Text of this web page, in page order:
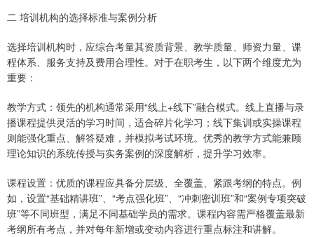
二 培训机构的选择标准与案例分析
选择培训机构时，应综合考量其资质背景、教学质量、师资力量、课
程体系、服务支持及费用合理性。对于在职考生，以下两个维度尤为
重要：
教学方式：领先的机构通常采用“线上+线下”融合模式。线上直播与录
播课程提供灵活的学习时间，适合碎片化学习；线下集训或实操课程
则能强化重点、解答疑难，并模拟考试环境。优秀的教学方式能兼顾
理论知识的系统传授与实务案例的深度解析，提升学习效率。
课程设置：优质的课程应具备分层级、全覆盖、紧跟考纲的特点。例
如，设置“基础精讲班”、“考点强化班”、“冲刺密训班”和“案例专项突破
班”等不同班型，满足不同基础学员的需求。课程内容需严格覆盖最新
考纲所有考点，并对每年新增或变动内容进行重点标注和讲解。